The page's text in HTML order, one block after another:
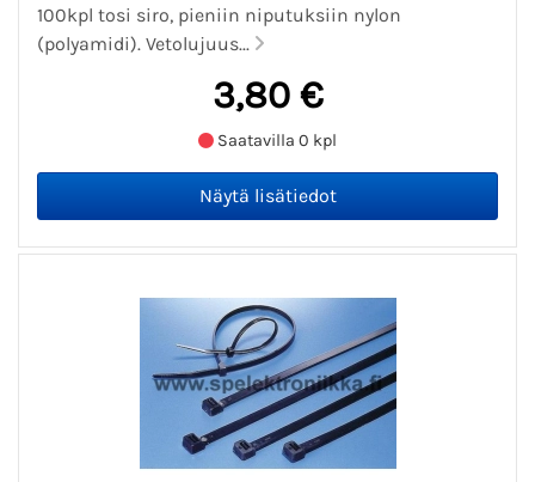
100kpl tosi siro, pieniin niputuksiin nylon
(polyamidi). Vetolujuus...
3,80 €
Saatavilla 0 kpl